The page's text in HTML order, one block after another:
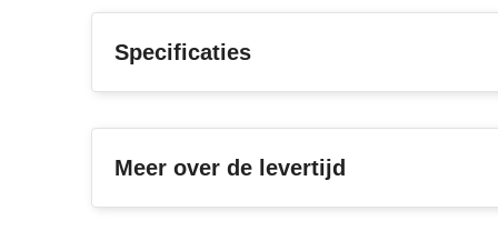
Specificaties
Meer over de levertijd